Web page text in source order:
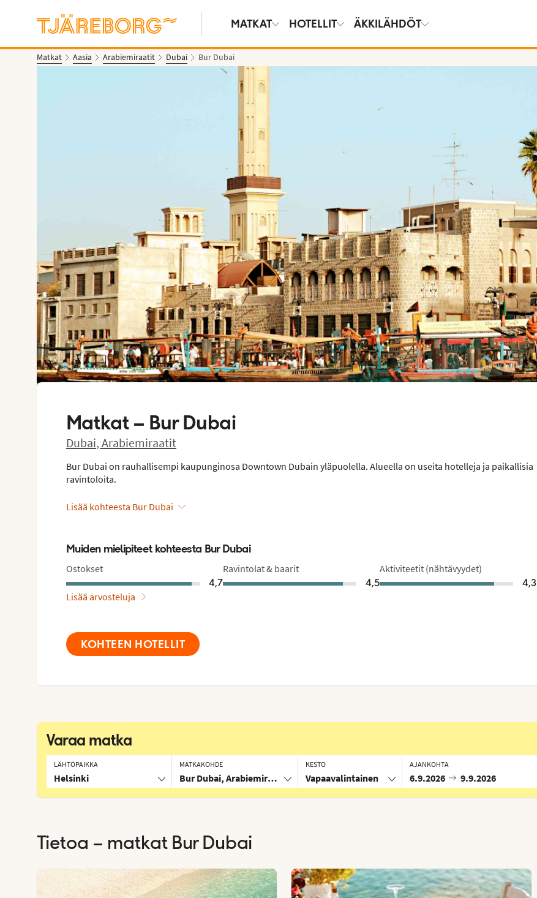
MATKAT HOTELLIT ÄKKILÄHDÖT
Matkat Aasia Arabiemiraatit Dubai Bur Dubai
Näytä kuvia
Matkat – Bur Dubai
Dubai, Arabiemiraatit
Bur Dubai on rauhallisempi kaupunginosa Downtown Dubain yläpuolella. Alueella on useita hotelleja ja paikallisia
ravintoloita.
Lisää kohteesta Bur Dubai
Muiden mielipiteet kohteesta Bur Dubai
Ostokset
4,7
Ravintolat & baarit
4,5
Aktiviteetit (nähtävyydet)
4,3
Lisää arvosteluja
KOHTEEN HOTELLIT
Varaa matka
LÄHTÖPAIKKA
Helsinki
MATKAKOHDE
Bur Dubai, Arabiemiraatit
KESTO
Vapaavalintainen
AJANKOHTA
6.9.2026 9.9.2026
Tietoa – matkat Bur Dubai